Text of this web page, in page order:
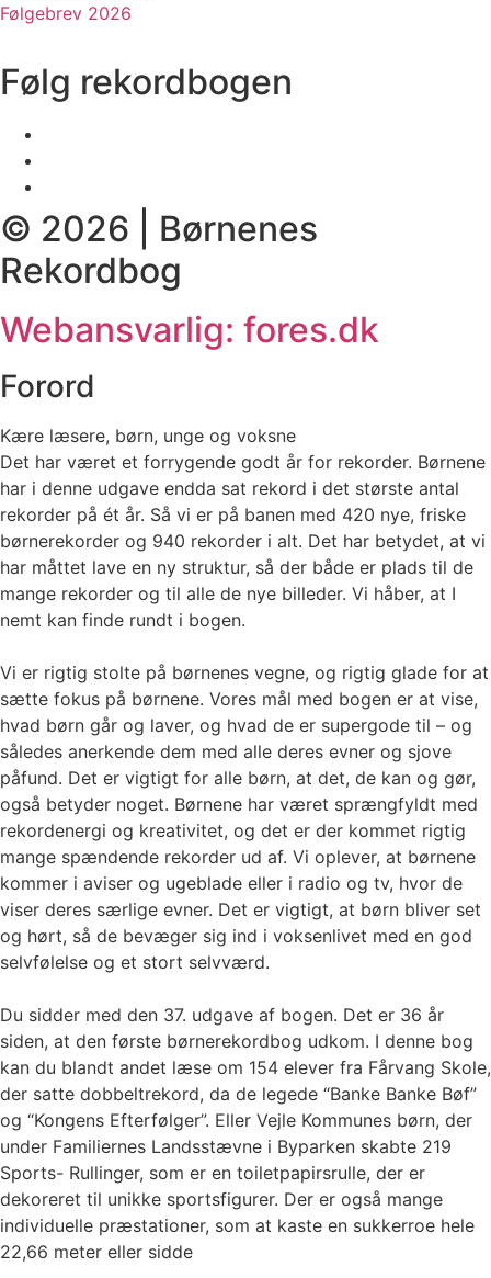
Følgebrev 2026
Følg rekordbogen
© 2026 | Børnenes
Rekordbog
Webansvarlig: fores.dk
Forord
Kære læsere, børn, unge og voksne
Det har været et forrygende godt år for rekorder. Børnene
har i denne udgave endda sat rekord i det største antal
rekorder på ét år. Så vi er på banen med 420 nye, friske
børnerekorder og 940 rekorder i alt. Det har betydet, at vi
har måttet lave en ny struktur, så der både er plads til de
mange rekorder og til alle de nye billeder. Vi håber, at I
nemt kan finde rundt i bogen.
Vi er rigtig stolte på børnenes vegne, og rigtig glade for at
sætte fokus på børnene. Vores mål med bogen er at vise,
hvad børn går og laver, og hvad de er supergode til – og
således anerkende dem med alle deres evner og sjove
påfund. Det er vigtigt for alle børn, at det, de kan og gør,
også betyder noget. Børnene har været sprængfyldt med
rekordenergi og kreativitet, og det er der kommet rigtig
mange spændende rekorder ud af. Vi oplever, at børnene
kommer i aviser og ugeblade eller i radio og tv, hvor de
viser deres særlige evner. Det er vigtigt, at børn bliver set
og hørt, så de bevæger sig ind i voksenlivet med en god
selvfølelse og et stort selvværd.
Du sidder med den 37. udgave af bogen. Det er 36 år
siden, at den første børnerekordbog udkom. I denne bog
kan du blandt andet læse om 154 elever fra Fårvang Skole,
der satte dobbeltrekord, da de legede “Banke Banke Bøf”
og “Kongens Efterfølger”. Eller Vejle Kommunes børn, der
under Familiernes Landsstævne i Byparken skabte 219
Sports- Rullinger, som er en toiletpapirsrulle, der er
dekoreret til unikke sportsfigurer. Der er også mange
individuelle præstationer, som at kaste en sukkerroe hele
22,66 meter eller sidde